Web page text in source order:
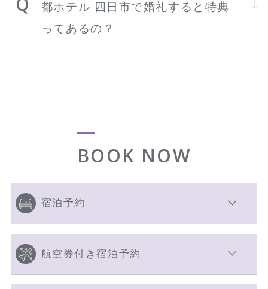
都ホテル 四日市で婚礼すると特典
ってあるの？
BOOK NOW
宿泊予約
航空券付き宿泊予約